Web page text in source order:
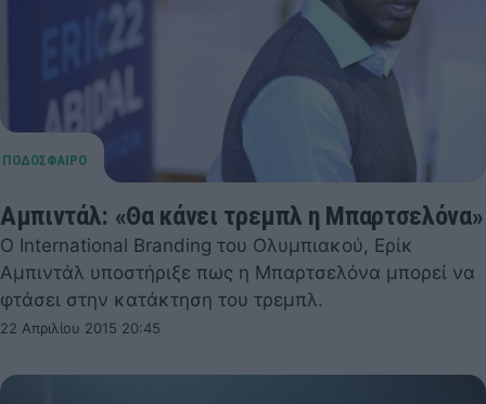
Αμπιντάλ: «Θα κάνει τρεμπλ η Μπαρτσελόνα»
Ο International Branding του Ολυμπιακού, Ερίκ
Αμπιντάλ υποστήριξε πως η Μπαρτσελόνα μπορεί να
φτάσει στην κατάκτηση του τρεμπλ.
22 Απριλίου 2015 20:45